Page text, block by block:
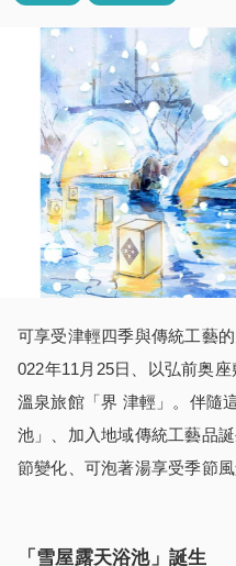
可享受津輕四季與傳統工藝
022年11月25日、以弘前奥
溫泉旅館「界 津輕」。伴隨
池」、加入地域傳統工藝品
節變化、可泡著湯享受季節風
「雪屋露天浴池」誕生